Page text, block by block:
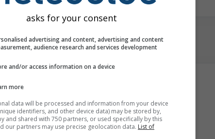
asks for your consent
advertising and content, advertising and content
audience research and services development
and/or access information on a device
more
data will be processed and information from your device
identifiers, and other device data) may be stored by,
and shared with 750 partners, or used specifically by this
our partners may use precise geolocation data. List of